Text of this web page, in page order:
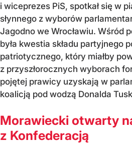
i wiceprezes PiS, spotkał się w
słynnego z wyborów
Jagodno we Wrocławiu. Wśród
była kwestia składu partyjnego
patriotycznego, który miałby
z przyszłorocznych wyborach
pojętej prawicy uzyskają w
koalicją pod wodzą Donalda
Morawiecki otwarty
z Konfederacją